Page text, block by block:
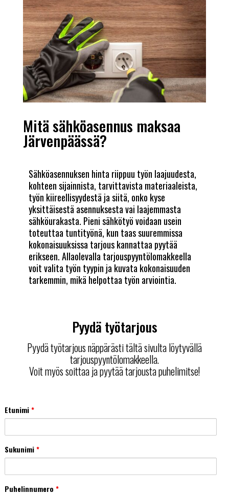
Mitä sähköasennus maksaa
Järvenpäässä?
Sähköasennuksen hinta riippuu työn laajuudesta,
kohteen sijainnista, tarvittavista materiaaleista,
työn kiireellisyydestä ja siitä, onko kyse
yksittäisestä asennuksesta vai laajemmasta
sähköurakasta. Pieni sähkötyö voidaan usein
toteuttaa tuntityönä, kun taas suuremmissa
kokonaisuuksissa tarjous kannattaa pyytää
erikseen. Allaolevalla tarjouspyyntölomakkeella
voit valita työn tyypin ja kuvata kokonaisuuden
tarkemmin, mikä helpottaa työn arviointia.
Pyydä työtarjous
Pyydä työtarjous näppärästi tältä sivulta löytyvällä
tarjouspyyntölomakkeella.
Voit myös soittaa ja pyytää tarjousta puhelimitse!
Etunimi*
Sukunimi*
Puhelinnumero *